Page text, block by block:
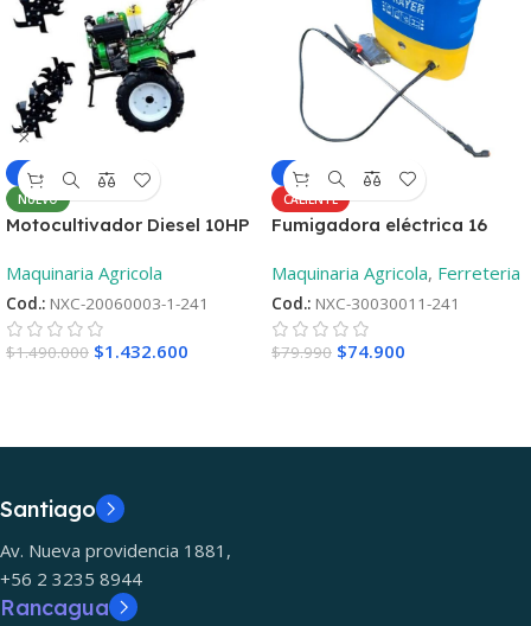
-4%
NUEVO
Motocultivador Diesel 10HP
lanzamiento! + 2°Repueto
Maquinaria Agricola
Cod.: NXC-20060003-1-241
$1.490.000 $1.432.600
-6%
CALIENTE
Fumigadora eléctrica 16
Maquinaria Agricola, Ferreteria
Cod.: NXC-30030011-241
$79.990 $74.900
Santiago
Av. Nueva providencia 1881,
+56 2 3235 8944
Rancagua